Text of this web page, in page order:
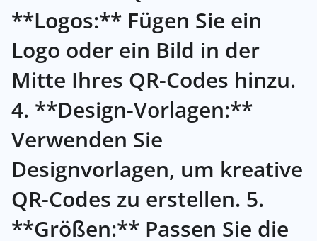
**Logos:** Fügen Sie ein
Logo oder ein Bild in der
Mitte Ihres QR-Codes hinzu.
4. **Design-Vorlagen:**
Verwenden Sie
Designvorlagen, um kreative
QR-Codes zu erstellen. 5.
**Größen:** Passen Sie die